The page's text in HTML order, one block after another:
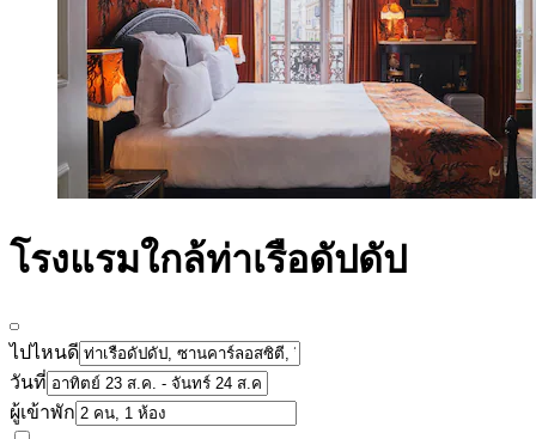
โรงแรมใกล้ท่าเรือดัปดัป
ไปไหนดี
วันที่
ผู้เข้าพัก